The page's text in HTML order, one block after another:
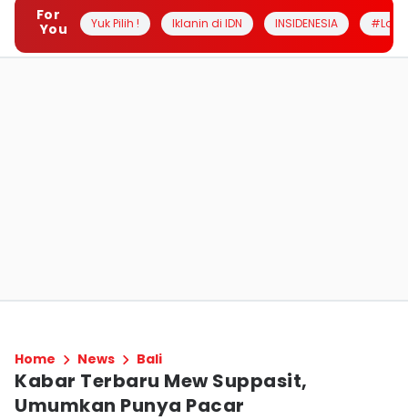
For
You
Yuk Pilih ! Iklanin di IDN INSIDENESIA
Home News Bali
Kabar Terbaru Mew Suppasit,
Umumkan Punya Pacar